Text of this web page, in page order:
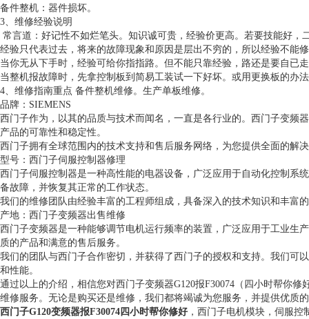
备件整机：器件损坏。
3、维修经验说明
常言道：好记性不如烂笔头。知识诚可贵，经验价更高。若要技能好，
经验只代表过去，将来的故障现象和原因是层出不穷的，所以经验不能
当你无从下手时，经验可给你指指路。但不能只靠经验，路还是要自已
当整机报故障时，先拿控制板到简易工装试一下好坏。或用更换板的办
4、维修指南重点 备件整机维修。生产单板维修。
品牌：SIEMENS
西门子作为，以其的品质与技术而闻名，一直是各行业的。西门子变频
产品的可靠性和稳定性。
西门子拥有全球范围内的技术支持和售后服务网络，为您提供全面的解
型号：西门子伺服控制器修理
西门子伺服控制器是一种高性能的电器设备，广泛应用于自动化控制系
备故障，并恢复其正常的工作状态。
我们的维修团队由经验丰富的工程师组成，具备深入的技术知识和丰富
产地：西门子变频器出售维修
西门子变频器是一种能够调节电机运行频率的装置，广泛应用于工业生
质的产品和满意的售后服务。
我们的团队与西门子合作密切，并获得了西门子的授权和支持。我们可
和性能。
通过以上的介绍，相信您对西门子变频器G120报F30074（四小时帮你
维修服务。无论是购买还是维修，我们都将竭诚为您服务，并提供优质
西门子G120变频器报F30074四小时帮你修好 ，西门子电机模块，伺服